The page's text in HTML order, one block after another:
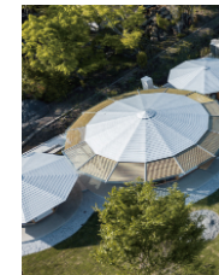
富士ライン55
フリーハットⅡ
FHR-2000
フラットライン
エコウェーブ
カナディー
タイマルーフ M
タイマルーフ F25
タイマルーフ T型
カナメ一文字葺
金属瓦
カナメルーフ
洋瓦王(ヨウガオ
通気断熱工法
Vi65
Vi65 PLUS
Vi75・Vi125
換気棟システム
換気棟システム
デザイン軒樋
施工事例
技術情報
ダウンロード